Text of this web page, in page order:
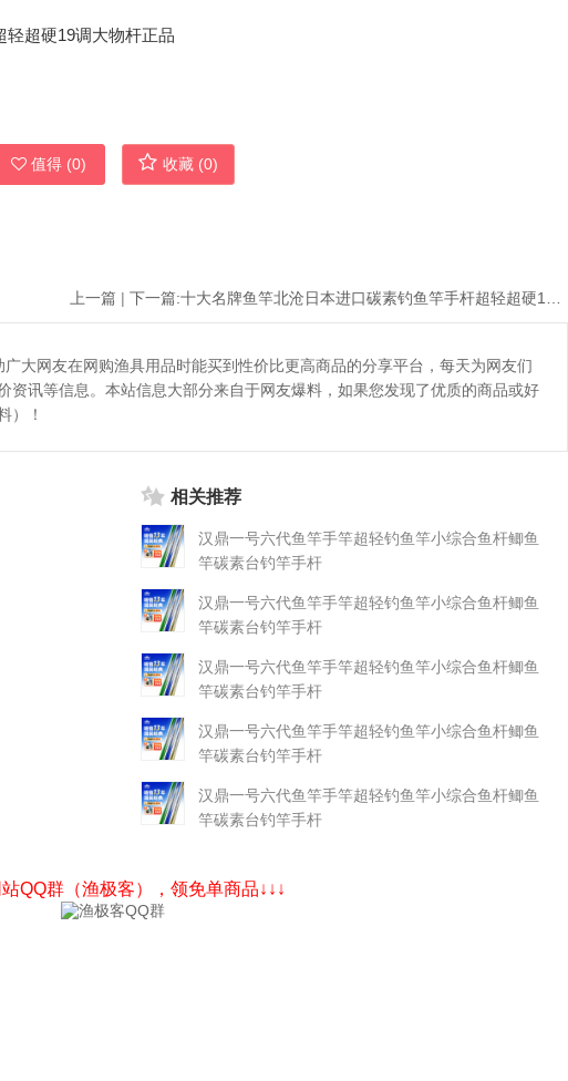
值得 (0) 收藏 (0)
上一篇 | 下一篇:
大网友在网购渔具用品时能买到性价比更高商品的分享平台，每天为网友们
资讯等信息。本站信息大部分来自于网友爆料，如果您发现了优质的商品或好
）！
相关推荐
汉鼎一号六代鱼竿手竿超轻钓鱼竿小综合鱼杆鲫鱼
竿碳素台钓竿手杆
汉鼎一号六代鱼竿手竿超轻钓鱼竿小综合鱼杆鲫鱼
竿碳素台钓竿手杆
汉鼎一号六代鱼竿手竿超轻钓鱼竿小综合鱼杆鲫鱼
竿碳素台钓竿手杆
汉鼎一号六代鱼竿手竿超轻钓鱼竿小综合鱼杆鲫鱼
竿碳素台钓竿手杆
汉鼎一号六代鱼竿手竿超轻钓鱼竿小综合鱼杆鲫鱼
竿碳素台钓竿手杆
站QQ群（渔极客），领免单商品↓↓↓